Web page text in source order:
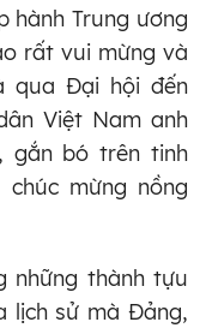
hành Trung ương
rất vui mừng và
qua Đại hội đến
Việt Nam anh
gắn bó trên tinh
mừng nồng
những thành tựu
lịch sử mà Đảng,